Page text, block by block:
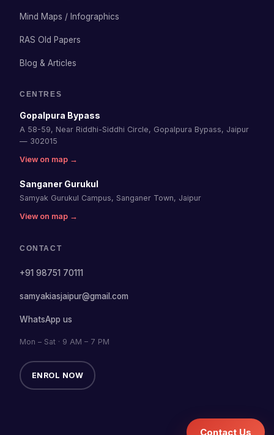
Mind Maps / Infographics
RAS Old Papers
Blog & Articles
CENTRES
Gopalpura Bypass
A 58-59, Near Riddhi-Siddhi Circle, Gopalpura Bypass, Jaipur
— 302015
View on map →
Sanganer Gurukul
Samyak Gurukul Campus, Sanganer Town, Jaipur
View on map →
CONTACT
+91 98751 70111
samyakiasjaipur@gmail.com
WhatsApp us
Mon – Sat · 9 AM – 7 PM
ENROL NOW
Contact Us